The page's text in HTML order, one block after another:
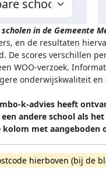
scholen in de Gemeente
en de resultaten
De scores verschillen
WOO-verzoek.
onderwijskwaliteit
k-advies heeft
andere school als
met aangeboden
hierboven (bij de